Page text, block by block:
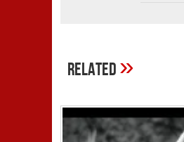
Related»